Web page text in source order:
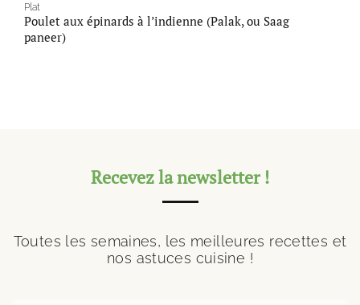
Plat
Poulet aux épinards à l’indienne (Palak, ou Saag
paneer)
Recevez la newsletter !
Toutes les semaines, les meilleures recettes et
nos astuces cuisine !